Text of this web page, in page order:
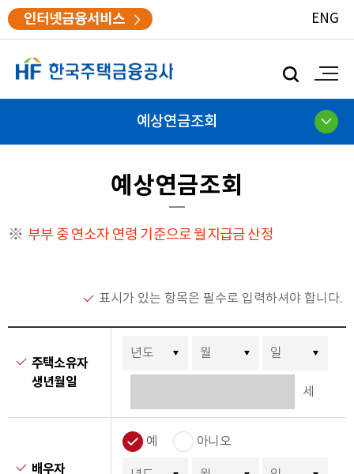
인터넷금융서비스 ENG
예상연금조회
예상연금조회
부부 중 연소자 연령 기준으로 월지급금 산정
필수입력
표시가 있는 항목은 필수로 입력하셔야 합니다.
필수입력
주택소유자
생년월일
세
배우자
예 아니오